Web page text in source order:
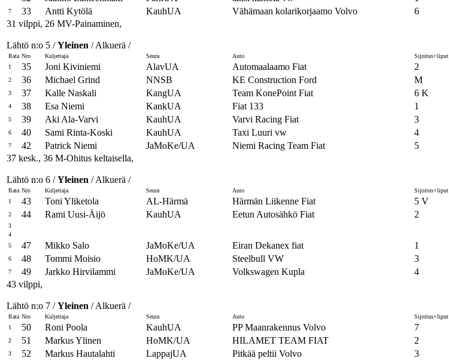
7 33 Antti Kytölä KauhUA Vähämaan kolarikorjaamo Volvo
6
31 vilppi, 26 MV-Painaminen,
Lähtö n:o 5 /Yleinen / Alkuerä /
Rata Nro Kuljettaja Seura Auto
Sijoitus+liput
1
35 Joni Kiviniemi AlavUA Automaalaamo Fiat 2
2 36 Michael Grind NNSB KE Construction Ford M
3 37 Kalle Naskali KangUA Team KonePoint Fiat 6 K
4 38 Esa Niemi KankUA Fiat 133 1
5 39 Aki Ala-Varvi KauhUA Varvi Racing Fiat 3
6 40 Sami Rinta-Koski KauhUA Taxi Luuri vw 4
7 42 Patrick Niemi JaMoKe/UA Niemi Racing Team Fiat
5
37 kesk., 36 M-Ohitus keltaisella,
Lähtö n:o 6 /Yleinen / Alkuerä /
Rata Nro Kuljettaja Seura Auto
Sijoitus+liput
1
43 Toni Yliketola AL-Härmä Härmän Liikenne Fiat 5 V
2 44 Rami Uusi-Äijö KauhUA Eetun Autosähkö Fiat 2
3
4
5
47 Mikko Salo JaMoKe/UA Eiran Dekanex fiat 1
6 48 Tommi Moisio HoMK/UA Steelbull VW 3
7 49 Jarkko Hirvilammi JaMoKe/UA Volkswagen Kupla
4
43 vilppi,
Lähtö n:o 7 /Yleinen / Alkuerä /
Rata Nro Kuljettaja Seura Auto
Sijoitus+liput
1
50 Roni Poola KauhUA PP Maanrakennus Volvo 7
2 51 Markus Ylinen HoMK/UA HILAMET TEAM FIAT 2
3 52 Markus Hautalahti LappajUA Pitkää peltii Volvo 3